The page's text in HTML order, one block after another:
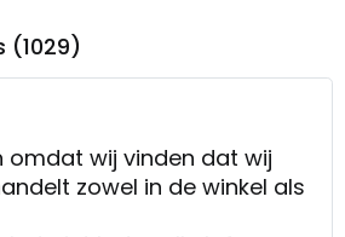
(1029)
omdat wij vinden dat wij
zowel in de winkel als